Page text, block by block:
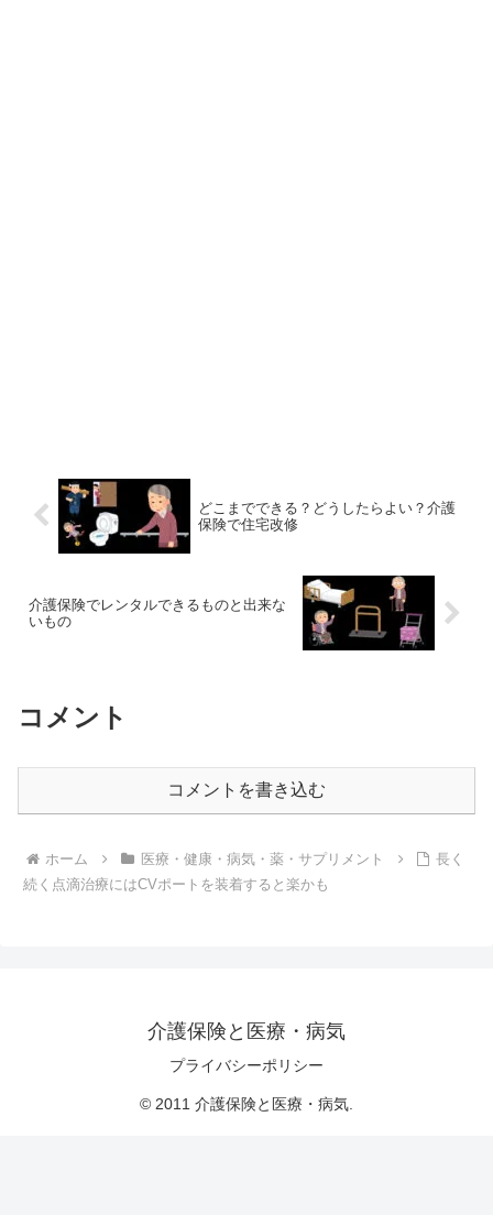
どこまでできる？どうしたらよい？介護
保険で住宅改修
介護保険でレンタルできるものと出来な
いもの
コメント
コメントを書き込む
ホーム 医療・健康・病気・薬・サプリメント
長く
続く点滴治療にはCVポートを装着すると楽かも
介護保険と医療・病気
プライバシーポリシー
© 2011 介護保険と医療・病気.